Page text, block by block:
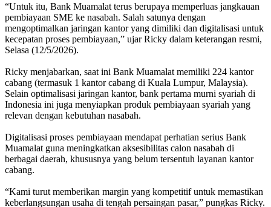
“Untuk itu, Bank Muamalat terus berupaya memperluas jangkauan
pembiayaan SME ke nasabah. Salah satunya dengan
mengoptimalkan jaringan kantor yang dimiliki dan digitalisasi untuk
kecepatan proses pembiayaan,” ujar Ricky dalam keterangan resmi,
Selasa (12/5/2026).
Ricky menjabarkan, saat ini Bank Muamalat memiliki 224 kantor
cabang (termasuk 1 kantor cabang di Kuala Lumpur, Malaysia).
Selain optimalisasi jaringan kantor, bank pertama murni syariah di
Indonesia ini juga menyiapkan produk pembiayaan syariah yang
relevan dengan kebutuhan nasabah.
Digitalisasi proses pembiayaan mendapat perhatian serius Bank
Muamalat guna meningkatkan aksesibilitas calon nasabah di
berbagai daerah, khususnya yang belum tersentuh layanan kantor
cabang.
“Kami turut memberikan margin yang kompetitif untuk memastikan
keberlangsungan usaha di tengah persaingan pasar,” pungkas Ricky.